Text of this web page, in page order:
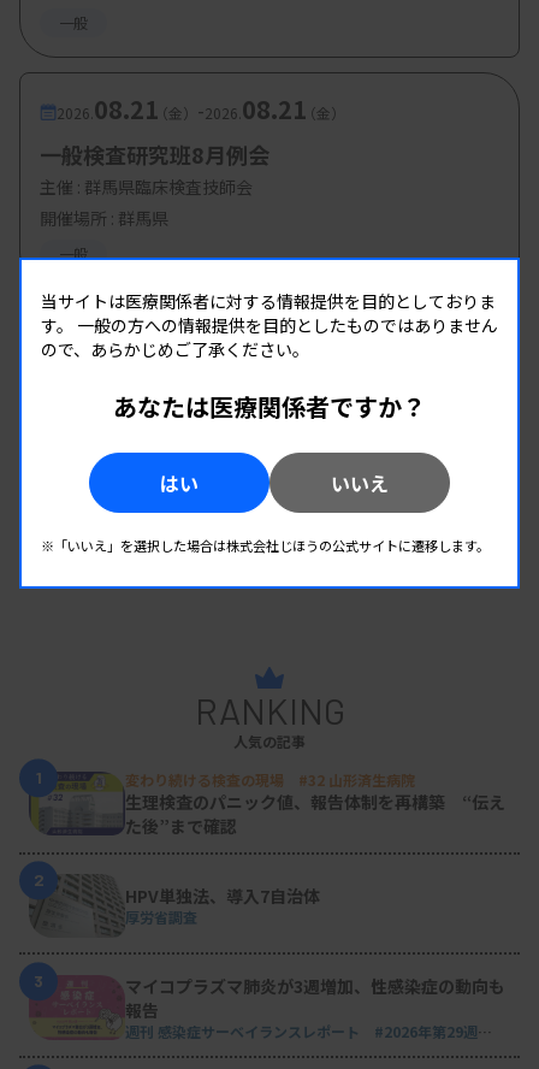
一般
2026. 08.21（金） -2026. 08.21（金）
一般検査研究班8月例会
主催 : 群馬県臨床検査技師会
開催場所 : 群馬県
一般
RANKING
人気の記事
1
変わり続ける検査の現場 #32 山形済生病院
生理検査のパニック値、報告体制を再構築 “伝え
た後”まで確認
2
HPV単独法、導入7自治体
厚労省調査
3
マイコプラズマ肺炎が3週増加、性感染症の動向も
報告
週刊 感染症サーベイランスレポート #2026年第29週
当サイトは医療関係者に対する情報提供を目的としておりま
す。 一般の方への情報提供を目的としたものではありません
ので、あらかじめご了承ください。
あなたは医療関係者ですか？
はい いいえ
※「いいえ」を選択した場合は株式会社じほうの公式サイトに遷移します。